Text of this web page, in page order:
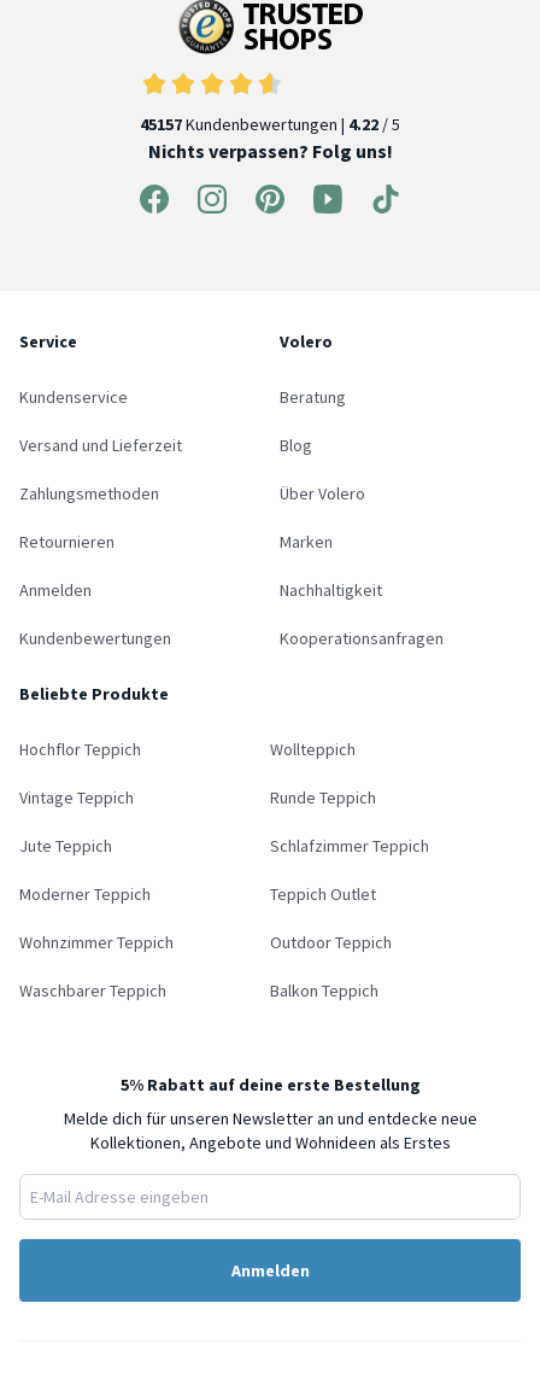
45157Kundenbewertungen | 4.22 / 5
Nichts verpassen? Folg uns!
Service
Kundenservice
Versand und Lieferzeit
Zahlungsmethoden
Retournieren
Anmelden
Kundenbewertungen
Volero
Beratung
Blog
Über Volero
Marken
Nachhaltigkeit
Kooperationsanfragen
Beliebte Produkte
Hochflor Teppich Wollteppich
Vintage Teppich Runde Teppich
Jute Teppich Schlafzimmer Teppich
Moderner Teppich Teppich Outlet
Wohnzimmer Teppich Outdoor Teppich
Waschbarer Teppich Balkon Teppich
5% Rabatt auf deine erste Bestellung
Melde dich für unseren Newsletter an und entdecke neue
Kollektionen, Angebote und Wohnideen als Erstes
Anmelden